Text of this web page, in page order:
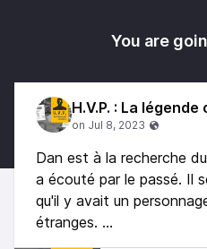
You are
Dan est à la recherche
a écouté par le passé. Il
qu'il y avait un
étranges. ...